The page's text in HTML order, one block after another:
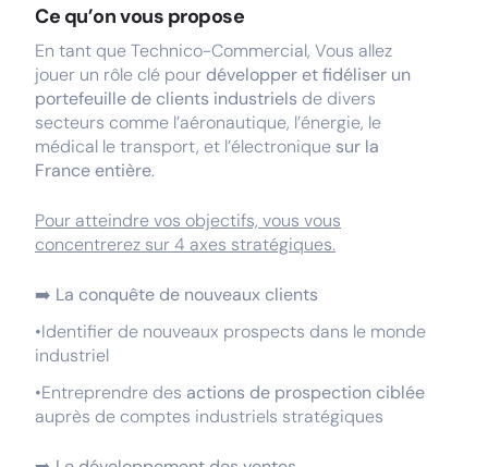
Ce qu’on vous propose
En tant que Technico-Commercial, Vous allez
jouer un rôle clé pour développer et fidéliser un
portefeuille de clients industriels de divers
secteurs comme l’aéronautique, l’énergie, le
médical le transport, et l’électronique sur la
France entière.
Pour atteindre vos objectifs, vous vous
concentrerez sur 4 axes stratégiques.
➡️ La conquête de nouveaux clients
•Identifier de nouveaux prospects dans le monde
industriel
•Entreprendre des actions de prospection ciblée
auprès de comptes industriels stratégiques